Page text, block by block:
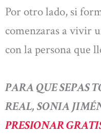
Por otro lado, si
comenzaras a vivir
con la persona que
PARA QUE SEPAS
REAL, SONIA
PRESIONAR